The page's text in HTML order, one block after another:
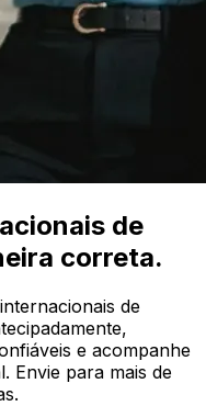
de
correta.
de
e acompanhe
Envie para mais de